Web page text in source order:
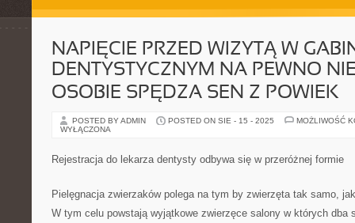
NAPIĘCIE PRZED WIZYTĄ W
DENTYSTYCZNYM NA PEWNO
OSOBIE SPĘDZA SEN Z POWIEK
POSTED BY ADMIN POSTED ON SIE - 15 - 2025
MOŻLIWOŚĆ
WYŁĄCZONA
Rejestracja do lekarza dentysty odbywa się w przeróżnej formie
Pielęgnacja zwierzaków polega na tym by zwierzęta tak samo,
W tym celu powstają wyjątkowe zwierzęce salony w których dba